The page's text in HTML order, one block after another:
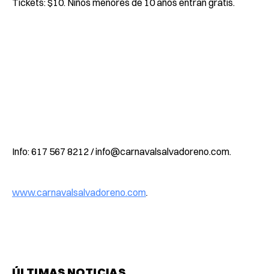
Info: 617 567 8212 /info@carnavalsalvadoreno.com.
www.carnavalsalvadoreno.com.